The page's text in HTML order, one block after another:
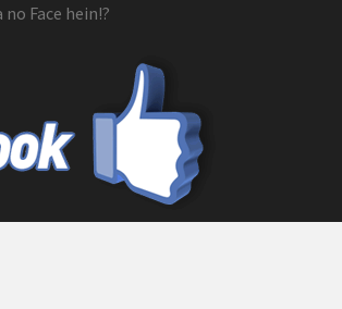
Face hein!?
de consultoria ou ainda